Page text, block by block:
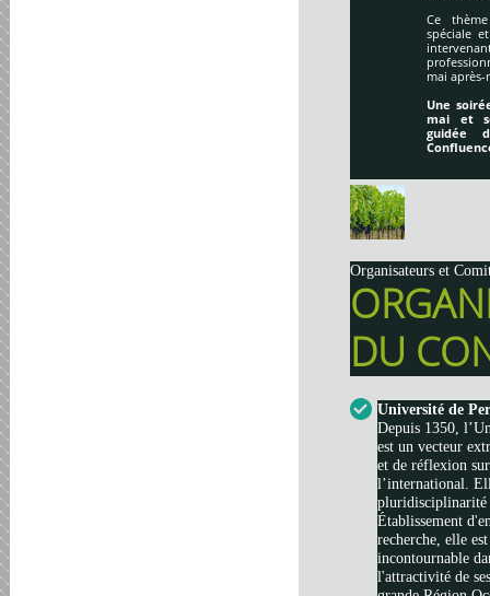
Ce
spéciale
mai
Une
mai et
guidée
Organisateurs et
DU
Université de
Depuis 1350,
est un vecteur
et de réflexion
l’international.
pluridisciplinarité
Établissement
recherche, elle
incontournable
l'attractivité de